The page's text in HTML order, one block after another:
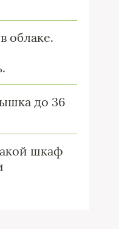
облаке.
до 36
шкаф